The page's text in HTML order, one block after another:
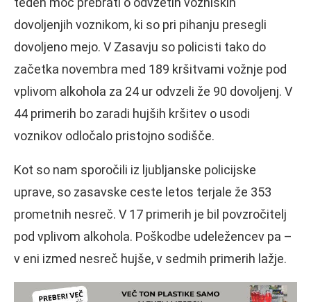
dovoljenjih voznikom, ki so pri pihanju presegli
dovoljeno mejo. V Zasavju so policisti tako do
začetka novembra med 189 kršitvami vožnje pod
vplivom alkohola za 24 ur odvzeli že 90 dovoljenj. V
44 primerih bo zaradi hujših kršitev o usodi
voznikov odločalo pristojno sodišče.
Kot so nam sporočili iz ljubljanske policijske
uprave, so zasavske ceste letos terjale že 353
prometnih nesreč. V 17 primerih je bil povzročitelj
pod vplivom alkohola. Poškodbe udeležencev pa –
v eni izmed nesreč hujše, v sedmih primerih lažje.